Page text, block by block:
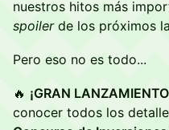
nuestros hitos más
spoilerde los próximos
Pero eso no es todo...
🔥 ¡GRAN
conocer todos los